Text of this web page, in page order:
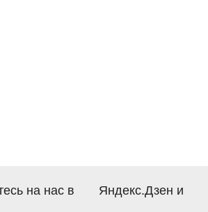
на нас в Яндекс.Дзен и